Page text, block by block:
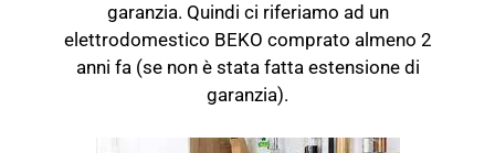
garanzia. Quindi ci riferiamo ad un
elettrodomestico BEKO comprato almeno 2
anni fa (se non è stata fatta estensione di
garanzia).